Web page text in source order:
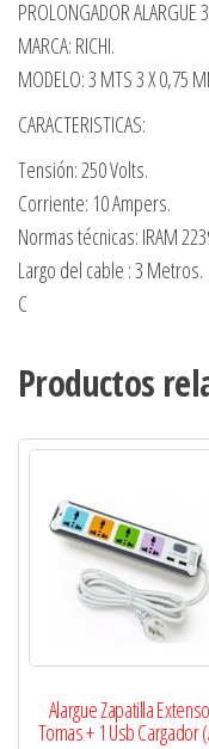
PROLONGADOR ALARGUE
MARCA: RICHI.
MODELO: 3 MTS 3 X 0,75
CARACTERISTICAS:
Tensión: 250 Volts.
Corriente: 10 Ampers.
Normas técnicas: IRAM
Largo del cable : 3 Metros.
C
Productos
Alargue Zapatilla
Tomas + 1 Usb Cargador